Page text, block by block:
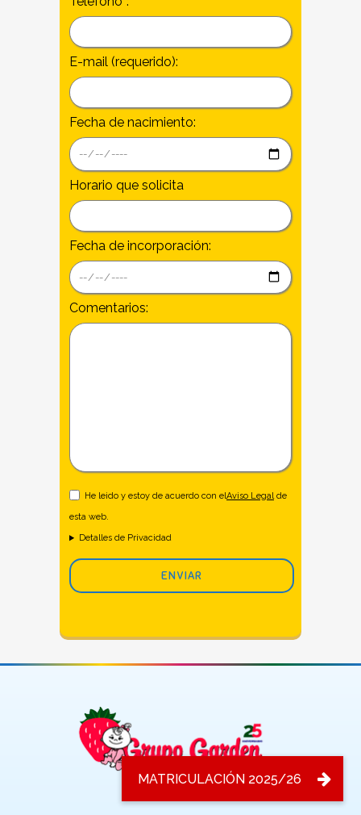
E-mail (requerido):
Fecha de nacimiento:
Horario que solicita
Fecha de incorporación:
Comentarios:
He leido y estoy de acuerdo con elAviso Legalde
esta web.
Detalles de Privacidad